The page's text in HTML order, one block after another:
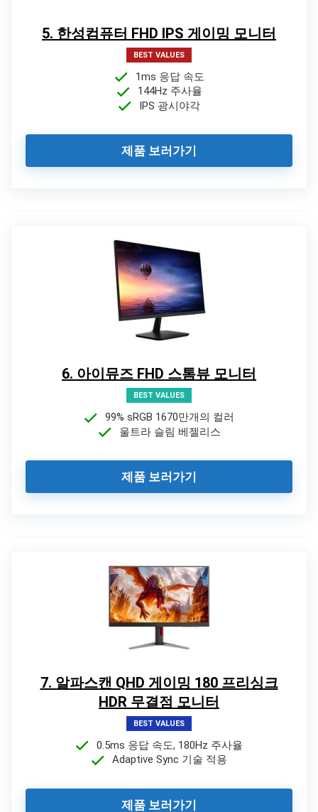
5. 한성컴퓨터 FHD IPS 게이밍 모니터
BEST VALUES
1ms 응답 속도
144Hz 주사율
IPS 광시야각
제품 보러가기
6. 아이뮤즈 FHD 스톰뷰 모니터
BEST VALUES
99% sRGB 1670만개의 컬러
울트라 슬림 베젤리스
제품 보러가기
7. 알파스캔 QHD 게이밍 180 프리싱크
HDR 무결점 모니터
BEST VALUES
0.5ms 응답 속도, 180Hz 주사율
Adaptive Sync 기술 적용
제품 보러가기